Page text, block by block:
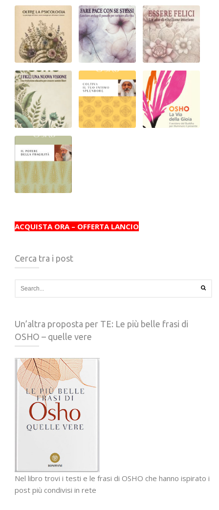
ACQUISTA ORA – OFFERTA LANCIO
Cerca tra i post
Un’altra proposta per TE: Le più belle frasi di
OSHO – quelle vere
Nel libro trovi i testi e le frasi di OSHO che hanno ispirato i
post più condivisi in rete